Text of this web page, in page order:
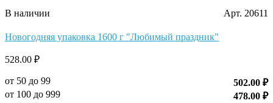
В наличии Арт. 20611
Новогодняя упаковка 1600 г "Любимый праздник"
528.00 ₽
от 50 до 99
502.00 ₽
от 100 до 999
478.00 ₽